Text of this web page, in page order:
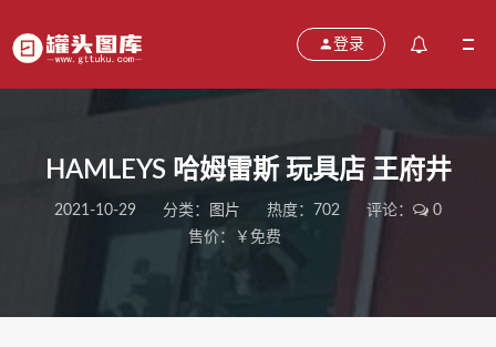
登录
HAMLEYS 哈姆雷斯 玩具店 王府井
2021-10-29 分类： 图片 热度：702 评论：
0
售价：￥免费